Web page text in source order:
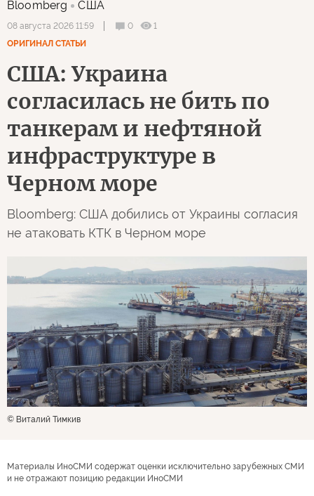
Bloomberg США
08 августа 2026 11:59 0
1
ОРИГИНАЛ СТАТЬИ
США: Украина
согласилась не бить по
танкерам и нефтяной
инфраструктуре в
Черном море
Bloomberg: США добились от Украины согласия
не атаковать КТК в Черном море
© Виталий Тимкив
Материалы ИноСМИ содержат оценки исключительно зарубежных СМИ
и не отражают позицию редакции ИноСМИ